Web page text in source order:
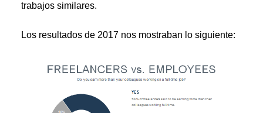
trabajos similares.
Los resultados de 2017 nos mostraban lo siguiente: